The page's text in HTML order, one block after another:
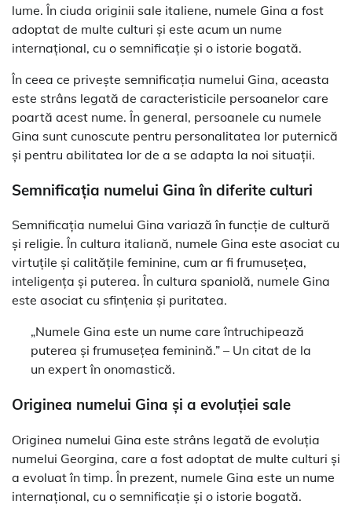
lume. În ciuda originii sale italiene, numele Gina a fost
adoptat de multe culturi și este acum un nume
internațional, cu o semnificație și o istorie bogată.
În ceea ce privește semnificația numelui Gina, aceasta
este strâns legată de caracteristicile persoanelor care
poartă acest nume. În general, persoanele cu numele
Gina sunt cunoscute pentru personalitatea lor puternică
și pentru abilitatea lor de a se adapta la noi situații.
Semnificația numelui Gina în diferite culturi
Semnificația numelui Gina variază în funcție de cultură
și religie. În cultura italiană, numele Gina este asociat cu
virtuțile și calitățile feminine, cum ar fi frumusețea,
inteligența și puterea. În cultura spaniolă, numele Gina
este asociat cu sfințenia și puritatea.
„Numele Gina este un nume care întruchipează
puterea și frumusețea feminină.” – Un citat de la
un expert în onomastică.
Originea numelui Gina și a evoluției sale
Originea numelui Gina este strâns legată de evoluția
numelui Georgina, care a fost adoptat de multe culturi și
a evoluat în timp. În prezent, numele Gina este un nume
internațional, cu o semnificație și o istorie bogată.